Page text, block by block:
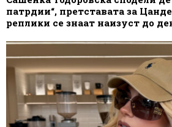
патрдии“, претставата за
реплики се знаат наизуст до